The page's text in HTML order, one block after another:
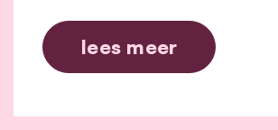
lees meer